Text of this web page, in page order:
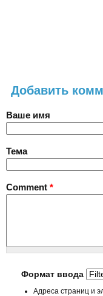
Добавить
Ваше имя
Тема
Comment *
Формат ввода
Адреса страниц и